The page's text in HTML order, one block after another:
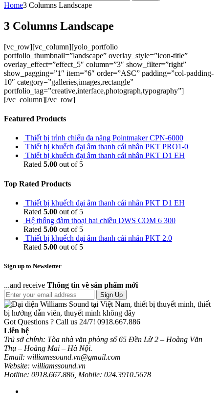
Home3 Columns Landscape
3 Columns Landscape
[vc_row][vc_column][yolo_portfolio
portfolio_thumbnail=”landscape” overlay_style=”icon-title”
overlay_effect=”effect_5″ column=”3″ show_filter=”right”
show_pagging=”1″ item=”6″ order=”ASC” padding=”col-padding-
10″ category=”galleries,images,rectangle”
portfolio_tag=”creative,interface,photograph,typography”]
[/vc_column][/vc_row]
Featured Products
Thiết bị trình chiếu đa năng Pointmaker CPN-6000
Thiết bị khuếch đại âm thanh cái nhân PKT PRO1-0
Thiết bị khuếch đại âm thanh cái nhân PKT D1 EH
Rated 5.00 out of 5
Top Rated Products
Thiết bị khuếch đại âm thanh cái nhân PKT D1 EH
Rated 5.00 out of 5
Hệ thống đàm thoại hai chiều DWS COM 6 300
Rated 5.00 out of 5
Thiết bị khuếch đại âm thanh cái nhân PKT 2.0
Rated 5.00 out of 5
Sign up to Newsletter
...and receive Thông tin về sản phẩm mới
Sign Up
Got Questions ? Call us 24/7! 0918.667.886
Liên hệ
Trủ sở chính: Tòa nhà văn phòng số 65 Đền Lừ 2 – Hoàng Văn
Thụ – Hoàng Mai – Hà Nội.
Email: williamssound.vn@gmail.com
Website: williamssound.vn
Hotline: 0918.667.886, Mobile: 024.3910.5678